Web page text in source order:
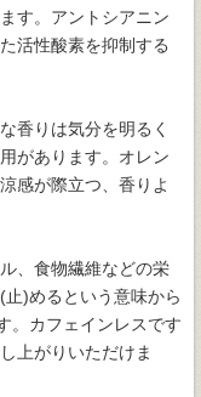
す。アントシアニン
活性酸素を抑制する
香りは気分を明るく
があります。オレン
感が際立つ、香りよ
、食物繊維などの栄
)めるという意味から
。カフェインレスです
上がりいただけま